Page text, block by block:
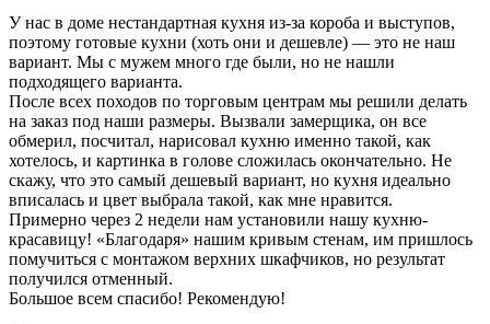
У нас в доме нестандартная кухня из-за короба и выступов,
поэтому готовые кухни (хоть они и дешевле) — это не наш
вариант. Мы с мужем много где были, но не нашли
подходящего варианта.
После всех походов по торговым центрам мы решили делать
на заказ под наши размеры. Вызвали замерщика, он все
обмерил, посчитал, нарисовал кухню именно такой, как
хотелось, и картинка в голове сложилась окончательно. Не
скажу, что это самый дешевый вариант, но кухня идеально
вписалась и цвет выбрала такой, как мне нравится.
Примерно через 2 недели нам установили нашу кухню-
красавицу! «Благодаря» нашим кривым стенам, им пришлось
помучиться с монтажом верхних шкафчиков, но результат
получился отменный.
Большое всем спасибо! Рекомендую!